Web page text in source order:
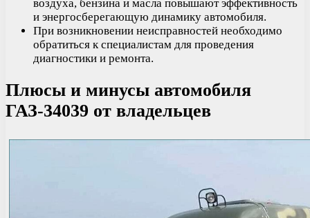
воздуха, бензина и масла повышают эффективность
и энергосберегающую динамику автомобиля.
При возникновении неисправностей необходимо
обратиться к специалистам для проведения
диагностики и ремонта.
Плюсы и минусы автомобиля
ГАЗ-34039 от владельцев